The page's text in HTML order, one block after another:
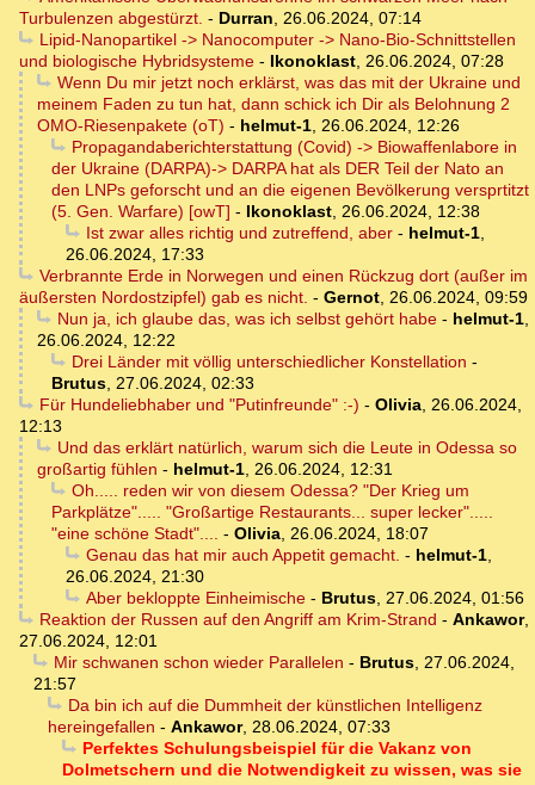
Turbulenzen abgestürzt. - Durran, 26.06.2024, 07:14
Lipid-Nanopartikel -> Nanocomputer -> Nano-Bio-Schnittstellen
und biologische Hybridsysteme - Ikonoklast, 26.06.2024, 07:28
Wenn Du mir jetzt noch erklärst, was das mit der Ukraine und
meinem Faden zu tun hat, dann schick ich Dir als Belohnung 2
OMO-Riesenpakete (oT) - helmut-1, 26.06.2024, 12:26
Propagandaberichterstattung (Covid) -> Biowaffenlabore in
der Ukraine (DARPA)-> DARPA hat als DER Teil der Nato an
den LNPs geforscht und an die eigenen Bevölkerung versprtitzt
(5. Gen. Warfare) [owT] - Ikonoklast, 26.06.2024, 12:38
Ist zwar alles richtig und zutreffend, aber- helmut-1,
26.06.2024, 17:33
Verbrannte Erde in Norwegen und einen Rückzug dort (außer im
äußersten Nordostzipfel) gab es nicht. - Gernot, 26.06.2024, 09:59
Nun ja, ich glaube das, was ich selbst gehört habe- helmut-1,
26.06.2024, 12:22
Drei Länder mit völlig unterschiedlicher Konstellation -
Brutus, 27.06.2024, 02:33
Für Hundeliebhaber und "Putinfreunde" :-) - Olivia, 26.06.2024,
12:13
Und das erklärt natürlich, warum sich die Leute in Odessa so
großartig fühlen - helmut-1, 26.06.2024, 12:31
Oh..... reden wir von diesem Odessa? "Der Krieg um
Parkplätze"..... "Großartige Restaurants... super lecker".....
"eine schöne Stadt".... - Olivia, 26.06.2024, 18:07
Genau das hat mir auch Appetit gemacht. - helmut-1,
26.06.2024, 21:30
Aber bekloppte Einheimische- Brutus, 27.06.2024, 01:56
Reaktion der Russen auf den Angriff am Krim-Strand - Ankawor,
27.06.2024, 12:01
Mir schwanen schon wieder Parallelen - Brutus, 27.06.2024,
21:57
Da bin ich auf die Dummheit der künstlichen Intelligenz
hereingefallen - Ankawor, 28.06.2024, 07:33
Perfektes Schulungsbeispiel für die Vakanz von
Dolmetschern und die Notwendigkeit zu wissen, was sie